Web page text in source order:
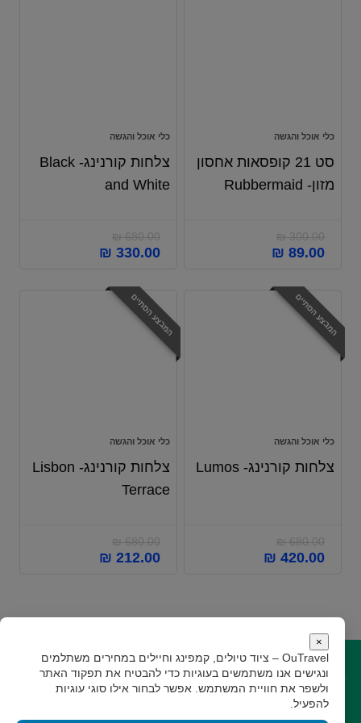
כלי אוכל והגשה
סט 21 קופסאות אחסון
מזון- Rubbermaid
₪300.00
המחיר
היה:
₪ 300.00.
₪ 89.00
הוא:
כלי אוכל והגשה
צלחות קורנינג- Black
and White
₪680.00
המחיר
היה:
₪ 680.00.
₪ 330.00
המבצע הסתיים
כלי אוכל והגשה
צלחות קורנינג- Lumos
₪680.00
המחיר ₪ 420.00
המבצע הסתיים
כלי אוכל והגשה
צלחות קורנינג- Lisbon
Terrace
₪680.00
המחיר ₪ 212.00
קישורים
קצת עלינותקנוןגילוי נאותצור קשר
עקבו אחרינו
×
OuTravel – ציוד טיולים, קמפינג וחיילים במחירים משתלמים
ונגישים אנו משתמשים בעוגיות כדי להבטיח את תפקוד האתר
ולשפר את חוויית המשתמש. אפשר לבחור אילו סוגי עוגיות
להפעיל.